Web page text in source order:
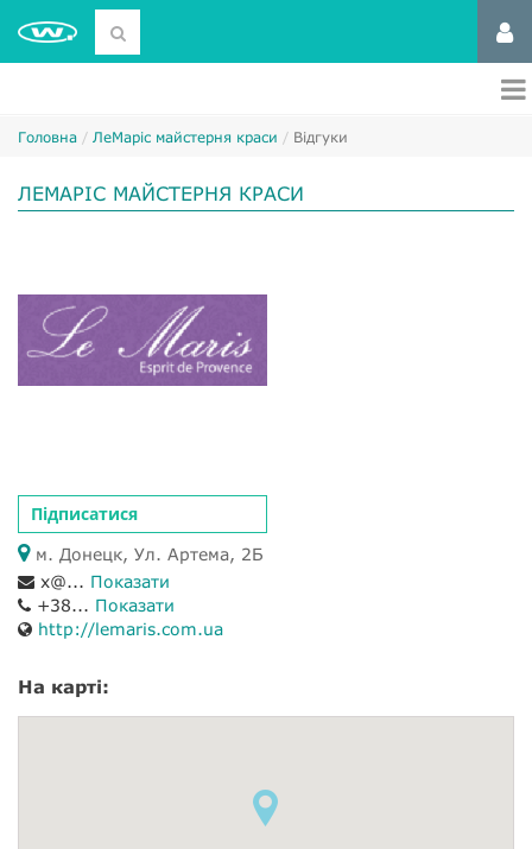
Головна ЛеМаріс майстерня краси Відгуки
ЛЕМАРІС МАЙСТЕРНЯ КРАСИ
Підписатися
м. Донецк, Ул. Артема, 2Б
x@... Показати
+38... Показати
http://lemaris.com.ua
На карті: